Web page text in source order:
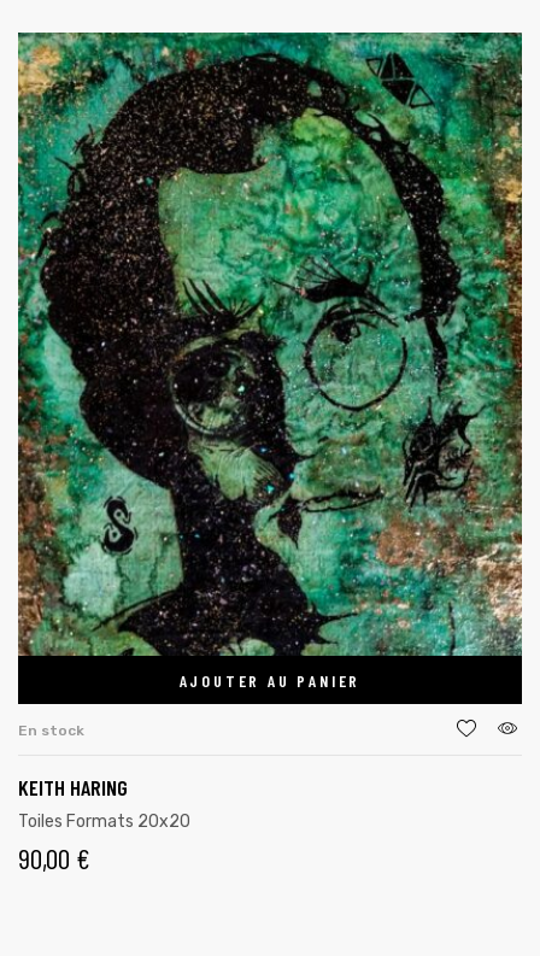
AJOUTER AU PANIER
En stock
KEITH HARING
Toiles Formats 20x20
90,00 €